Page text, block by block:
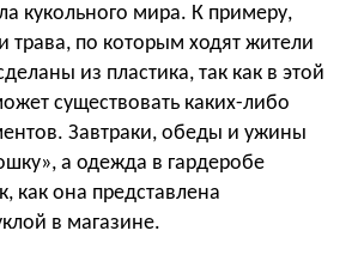
кукольного мира. К примеру,
трава, по которым ходят жители
из пластика, так как в этой
существовать каких-либо
Завтраки, обеды и ужины
а одежда в гардеробе
как она представлена
в магазине.